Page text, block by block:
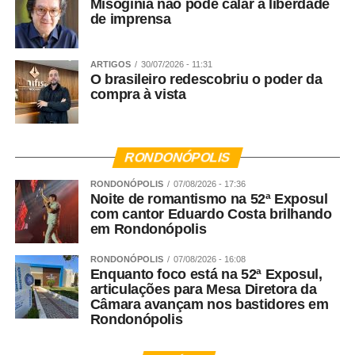
dentro da sociedade, como ela atinge o quadro familiar e
a sociedade. Os presídios brasileiros estão cheios de
pessoas que foram vítimas de violência doméstica na
infância, ou que presenciaram essa violência. Por essa
razão eu defendo que a educação é a forma que temos
para garantir a prevenção da violência à médio e longo
prazo.
Pesquisadores desenvolvem gel com
fruto do cerrado como agente antiobesidade e
antidiabetes
demandas do Núcleo?
Rosana Leite – A criação do Nudem aconteceu em 2014,
mas nós fazemos a defesa das mulheres desde o
Misoginia não pode calar a liberdade
de imprensa
ARTIGOS 30/07/2026 - 11:31
O brasileiro redescobriu o poder da
compra à vista
RONDONÓPOLIS
RONDONÓPOLIS 07/08/2026 - 17:36
Noite de romantismo na 52ª Exposul
com cantor Eduardo Costa brilhando
em Rondonópolis
RONDONÓPOLIS 07/08/2026 - 16:08
Enquanto foco está na 52ª Exposul,
articulações para Mesa Diretora da
Câmara avançam nos bastidores em
Rondonópolis